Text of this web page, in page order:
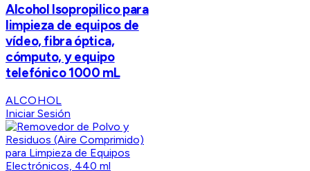
Alcohol Isopropilico para
limpieza de equipos de
vídeo, fibra óptica,
cómputo, y equipo
telefónico 1000 mL
ALCOHOL
Iniciar Sesión